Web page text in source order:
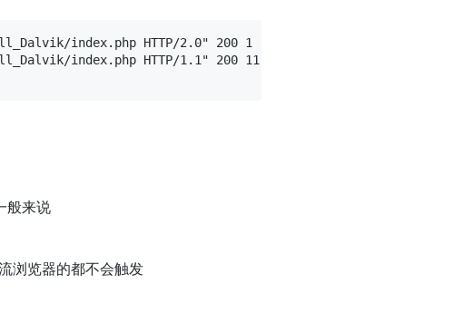
index.php HTTP/2.0" 200 1 "-" "Mozilla/5.0 (Linux; U;
index.php HTTP/1.1" 200 11 "-" "Dalvik/2.1.0 (Linux;
般来说
浏览器的都不会触发